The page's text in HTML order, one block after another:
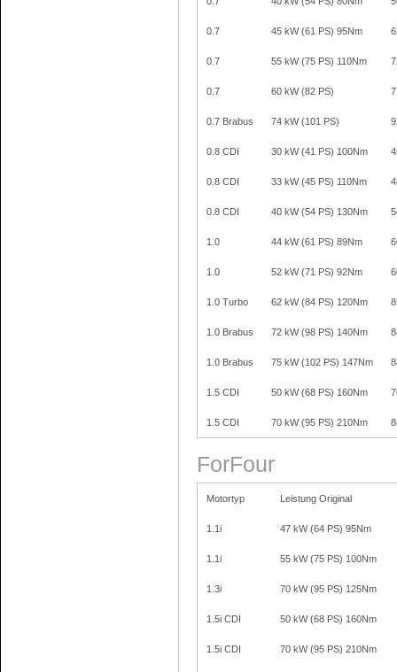
0.7 45 kW (61 PS) 95Nm
0.7 55 kW (75 PS) 110Nm
0.7 60 kW (82 PS)
0.7 Brabus 74 kW (101 PS)
0.8 CDI 30 kW (41 PS) 100Nm
0.8 CDI 33 kW (45 PS) 110Nm
0.8 CDI 40 kW (54 PS) 130Nm
1.0 44 kW (61 PS) 89Nm
1.0 52 kW (71 PS) 92Nm
1.0 Turbo 62 kW (84 PS) 120Nm
1.0 Brabus 72 kW (98 PS) 140Nm
1.0 Brabus 75 kW (102 PS) 147Nm
1.5 CDI 50 kW (68 PS) 160Nm
1.5 CDI 70 kW (95 PS) 210Nm
ForFour
Motortyp Leistung Original
1.1i 47 kW (64 PS) 95Nm
1.1i 55 kW (75 PS) 100Nm
1.3i 70 kW (95 PS) 125Nm
1.5i CDI 50 kW (68 PS) 160Nm
1.5i CDI 70 kW (95 PS) 210Nm